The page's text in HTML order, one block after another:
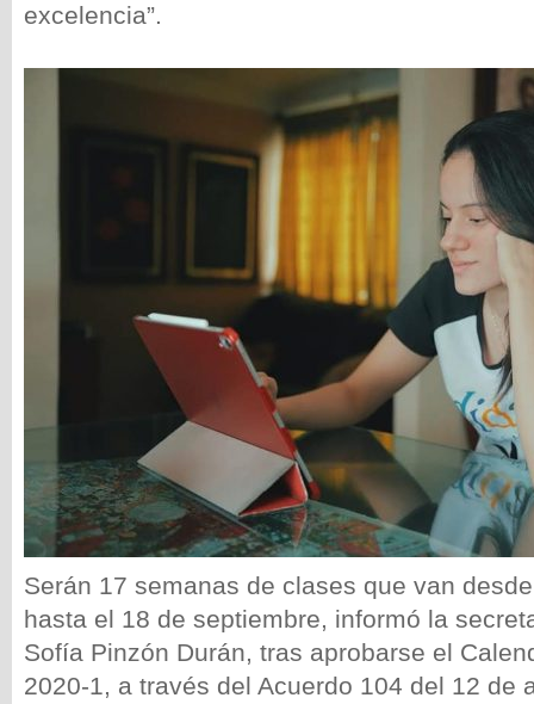
excelencia”.
Serán 17 semanas de clases que van
hasta el 18 de septiembre, informó la
Sofía Pinzón Durán, tras aprobarse el
2020-1, a través del Acuerdo 104 del 12 de